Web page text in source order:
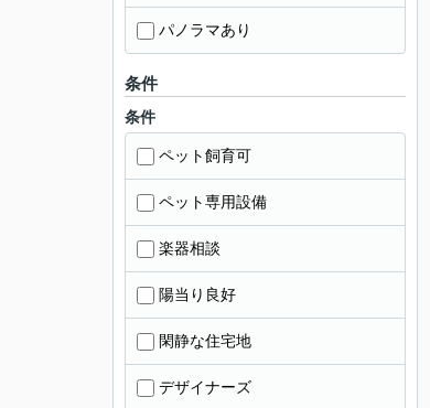
パノラマあり
条件
条件
ペット飼育可
ペット専用設備
楽器相談
陽当り良好
閑静な住宅地
デザイナーズ